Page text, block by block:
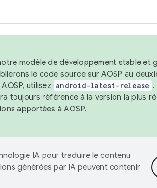
modèle de développement stable et
le code source sur AOSP au
utilisez android-latest-release .
toujours référence à la version la plus
apportées à AOSP.
IA pour traduire le contenu
générées par IA peuvent contenir